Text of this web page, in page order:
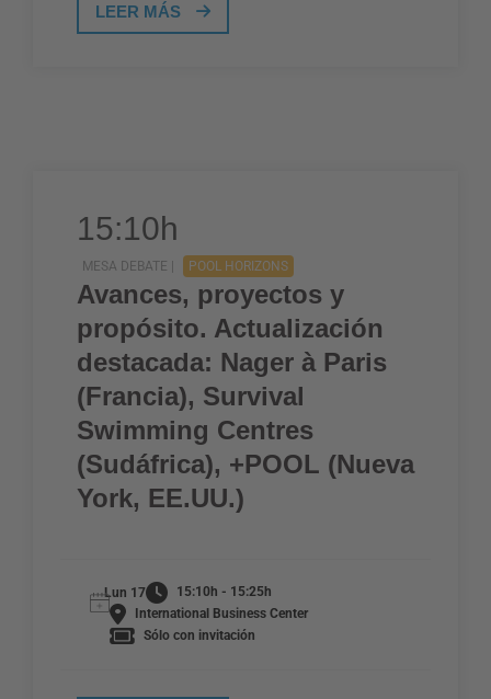
LEER MÁS
15:10h
MESA DEBATE | POOL HORIZONS
Avances, proyectos y
propósito. Actualización
destacada: Nager à Paris
(Francia), Survival
Swimming Centres
(Sudáfrica), +POOL (Nueva
York, EE.UU.)
Lun 17
15:10h - 15:25h
International Business Center
Sólo con invitación